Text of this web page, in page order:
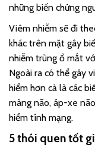
những biến chứng
Viêm nhiễm sẽ đi
khác trên mặt gây
nhiễm trùng ổ mắt
Ngoài ra có thể gây
hiểm hơn cả là các
màng não, áp-xe
hiểm tính mạng.
5 thói quen tốt